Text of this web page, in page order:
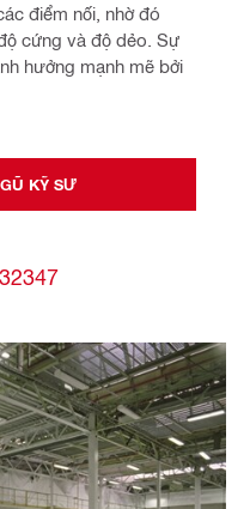
điểm nối, nhờ đó
cứng và độ dẻo. Sự
hưởng mạnh mẽ bởi
KỸ SƯ